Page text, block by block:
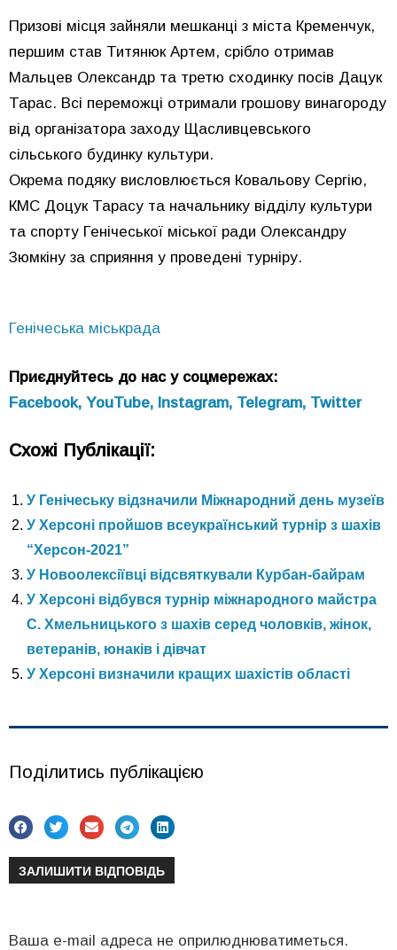
Призові місця зайняли мешканці з міста Кременчук,
першим став Титянюк Артем, срібло отримав
Мальцев Олександр та третю сходинку посів Дацук
Тарас. Всі переможці отримали грошову винагороду
від організатора заходу Щасливцевського
сільського будинку культури.
Окрема подяку висловлюється Ковальову Сергію,
КМС Доцук Тарасу та начальнику відділу культури
та спорту Генічеської міської ради Олександру
Зюмкіну за сприяння у проведені турніру.
Генічеська міськрада
Приєднуйтесь до нас у соцмережах:
Facebook, YouTube, Instagram, Telegram, Twitter
Схожі Публікації:
У Генічеську відзначили Міжнародний день музеїв
У Херсоні пройшов всеукраїнський турнір з шахів
“Херсон-2021”
У Новоолексіївці відсвяткували Курбан-байрам
У Херсоні відбувся турнір міжнародного майстра
С. Хмельницького з шахів серед чоловків, жінок,
ветеранів, юнаків і дівчат
У Херсоні визначили кращих шахістів області
Поділитись публікацією
ЗАЛИШИТИ ВІДПОВІДЬ
Ваша e-mail адреса не оприлюднюватиметься.